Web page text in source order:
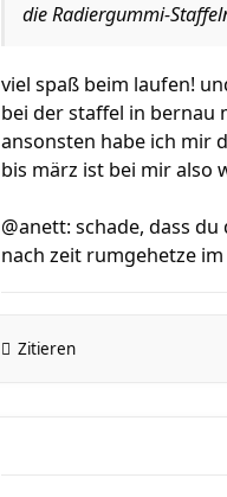
die Radiergummi-
viel spaß beim laufen!
bei der staffel in bernau
ansonsten habe ich mir
bis märz ist bei mir also
@anett: schade, dass
nach zeit rumgehetze
Zitieren